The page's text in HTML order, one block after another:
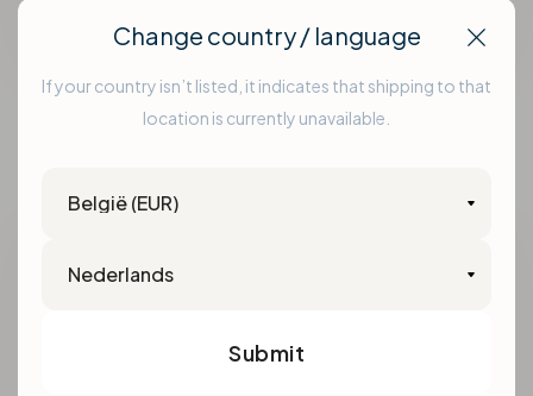
Ote Hydro-Shield
Change country / language
If your country isn’t listed, it indicates that shipping to that
location is currently unavailable.
Submit